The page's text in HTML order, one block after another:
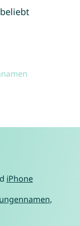
iPhone
,